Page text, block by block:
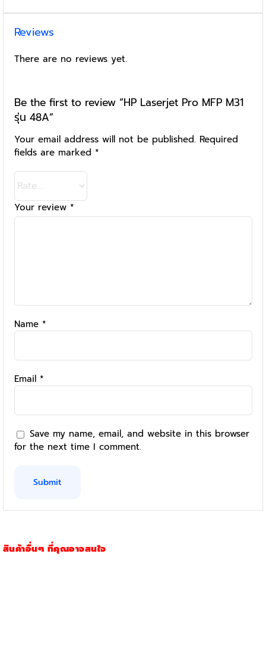
Reviews
There are no reviews yet.
Be the first to review “HP Laserjet Pro MFP M31
รุ่น 48A”
Your email address will not be published. Required
fields are marked *
Your review *
Name *
Email *
Save my name, email, and website in this browser
for the next time I comment.
สินค้าอื่นๆ ที่คุณอาจสนใจ